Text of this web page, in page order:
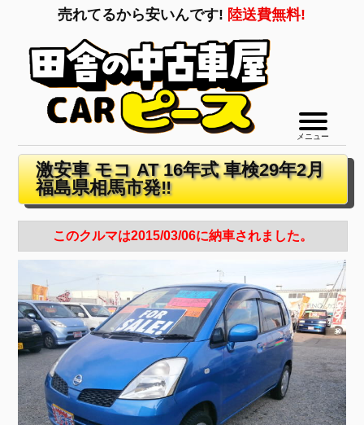
売れてるから安いんです! 陸送費無料!
メニュー
激安車 モコ AT 16年式 車検29年2月
福島県相馬市発‼
このクルマは2015/03/06に納車されました。